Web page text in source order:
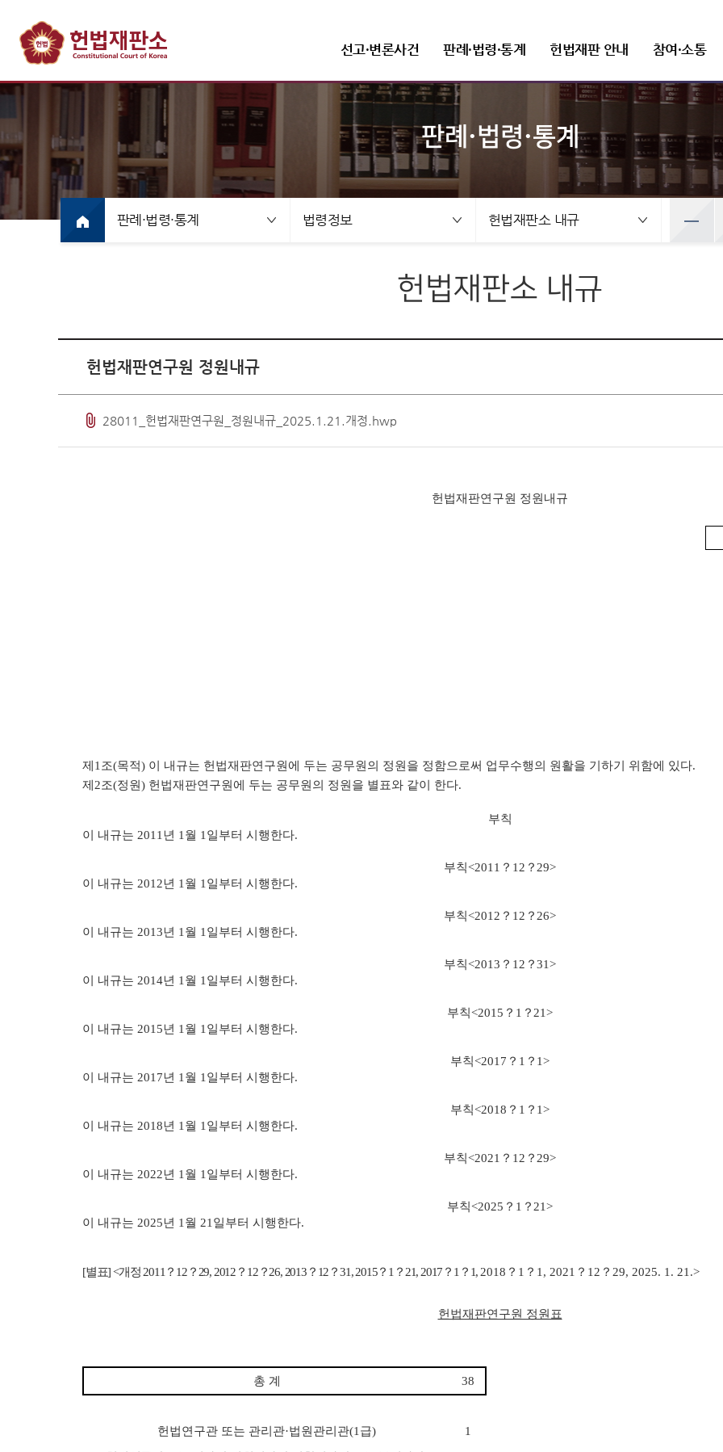
선고·변론사건
선고사건
선고목록 및 결정문
만화로 보는 결정
선고동영상
변론사건
변론일정
변론목록
변론동영상
판례·법령·통계
판례정보
공보판례
분야별 주요판례
판례검색
발간자료
헌법재판실무제요
주요 연속간행물
기타 발간자료
법령정보
헌법재판소 내규
한영 헌법재판용어집
헌법재판 안내
헌법재판 개관 헌법재판소 권한
헌법소원심판
위헌법률심판
참여·소통
FAQ(자주 묻는 질문) 질문과 답변
예산낭비신고 정보공개
사전정보 공개
세입·세출 예산 운용현황
Open API
견학신청
관람신청(단체예약)
새소식 보도자료
뉴스레터 공직자윤리위원회
취업이력공시
헌법재판소장
인사말
프로필
조직 및 직원
재판관
사무처ㆍ차장
상징소개
선고·변론사건 선고사건
선고목록 및 결정문
변론사건
변론일정
판례·법령·통계
분야별 주요판례
판례검색
기타 발간자료
헌법재판 안내 헌법재판 개관 헌법재판소 권한
정당해산심판
참여·소통
견학 전시관 관람
공지사항
백송아카데미
판례·법령·통계
판례·법령·통계 법령정보 헌법재판소 내규
헌법재판소 내규
헌법재판연구원 정원내규
28011_헌법재판연구원_정원내규_2025.1.21.개정.hwp
헌법재판연구원 정원내규
제 1 조(목적) 이 내규는 헌법재판연구원에 두는 공무원의 정원을 정함으로써 업무수행의 원활을 기하기 위함에 있다.
제 2조(정원) 헌법재판연구원에 두는 공무원의 정원을 별표와 같이 한다.
부칙
이 내규는 2011 년 1 월 1 일부터 시행한다.
부칙<2011 ？ 12 ？ 29>
이 내규는 2012년 1 월 1 일부터 시행한다.
부칙<2012 ？ 12 ？ 26>
이 내규는 2013년 1 월 1 일부터 시행한다.
부칙<2013 ？ 12 ？31>
이 내규는 2014년 1 월 1 일부터 시행한다.
부칙<2015 ？ 1 ？ 21>
이 내규는 2015년 1 월 1 일부터 시행한다.
부칙<2017 ？ 1 ？ 1>
이 내규는 2017년 1 월 1 일부터 시행한다.
부칙<2018 ？ 1 ？ 1>
이 내규는 2018년 1 월 1 일부터 시행한다.
부칙<2021 ？ 12 ？ 29>
이 내규는 2022년 1 월 1 일부터 시행한다.
부칙<2025 ？ 1 ？ 21>
이 내규는 2025년 1 월 21 일부터 시행한다.
[별표] <개정 2011 ？ 12？ 29, 2012 ？ 12？26, 2013？ 12 ？31, 2015？ 1 ？ 21, 2017 ？ 1 ？ 1, 2018 ？ 1 ？ 1, 2021 ？ 12 ？ 29, 2025. 1. 21.>
헌법재판연구원 정원표
총 계 38
헌법연구관 또는 관리관·법원관리관(1 급)
1